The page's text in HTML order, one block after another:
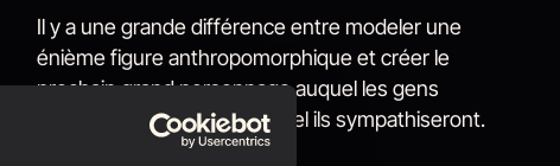
Il y a une grande différence entre modeler une
énième figure anthropomorphique et créer le
prochain grand personnage auquel les gens
s'intéresseront et avec lequel ils sympathiseront.